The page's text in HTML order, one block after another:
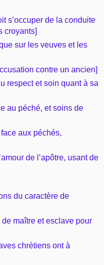
s’occuper de la conduite
croyants]
sur les veuves et les
contre un ancien]
respect et soin quant à sa
au péché, et soins de
aux péchés,
de l’apôtre, usant de
du caractère de
maître et esclave pour
chrétiens ont à